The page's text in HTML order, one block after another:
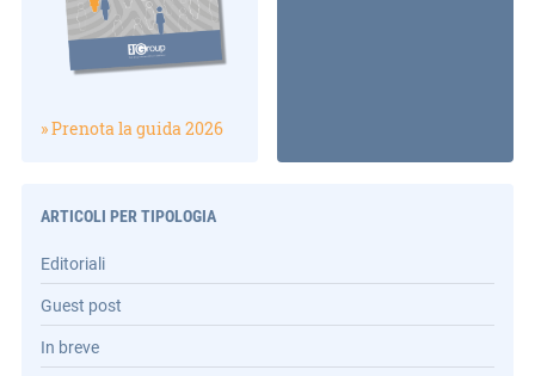
» Prenota la guida 2026
ARTICOLI PER TIPOLOGIA
Editoriali
Guest post
In breve